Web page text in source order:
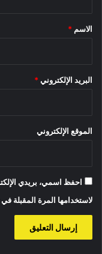
*
الاسم *
البريد الإلكتروني *
الموقع الإلكتروني
احفظ اسمي، بريدي
لاستخدامها المرة المقبلة